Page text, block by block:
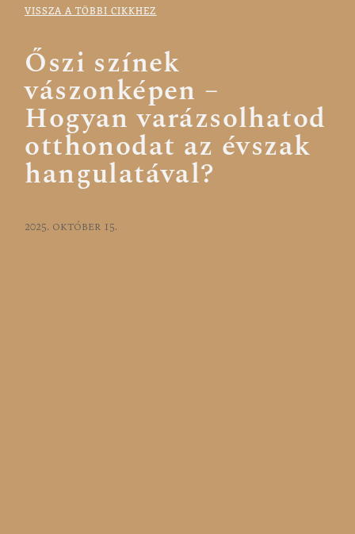
VISSZA A TÖBBI CIKKHEZ
Őszi színek
vászonképen –
Hogyan varázsolhatod
otthonodat az évszak
hangulatával?
2025. október 15.